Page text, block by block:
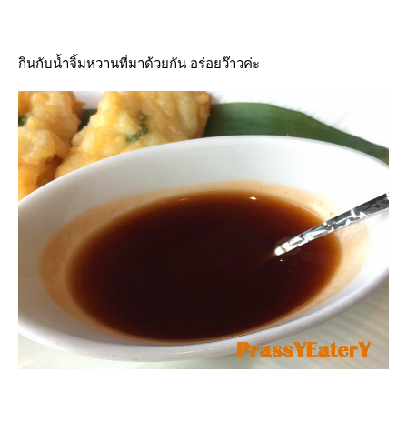
กินกับน้ำจิ้มหวานที่มาด้วยกัน อร่อยว๊าวค่ะ